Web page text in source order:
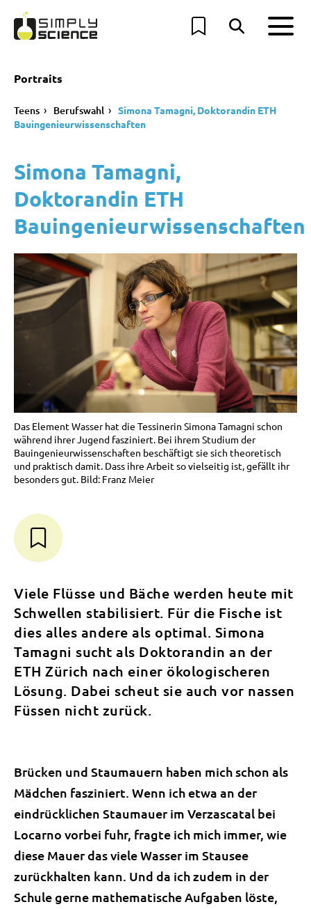
Portraits
Teens Berufswahl
Simona Tamagni, Doktorandin ETH
Bauingenieurwissenschaften
Simona Tamagni,
Doktorandin ETH
Bauingenieurwissenschaften
Das Element Wasser hat die Tessinerin Simona Tamagni schon
während ihrer Jugend fasziniert. Bei ihrem Studium der
Bauingenieurwissenschaften beschäftigt sie sich theoretisch
und praktisch damit. Dass ihre Arbeit so vielseitig ist, gefällt ihr
besonders gut. Bild: Franz Meier
Viele Flüsse und Bäche werden heute mit
Schwellen stabilisiert. Für die Fische ist
dies alles andere als optimal. Simona
Tamagni sucht als Doktorandin an der
ETH Zürich nach einer ökologischeren
Lösung. Dabei scheut sie auch vor nassen
Füssen nicht zurück.
Brücken und Staumauern haben mich schon als
Mädchen fasziniert. Wenn ich etwa an der
eindrücklichen Staumauer im Verzascatal bei
Locarno vorbei fuhr, fragte ich mich immer, wie
diese Mauer das viele Wasser im Stausee
zurückhalten kann. Und da ich zudem in der
Schule gerne mathematische Aufgaben löste,